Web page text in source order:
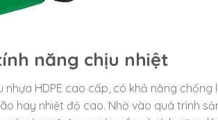
năng chịu nhiệt
HDPE cao cấp, có khả năng
hay nhiệt độ cao. Nhờ vào quá trình